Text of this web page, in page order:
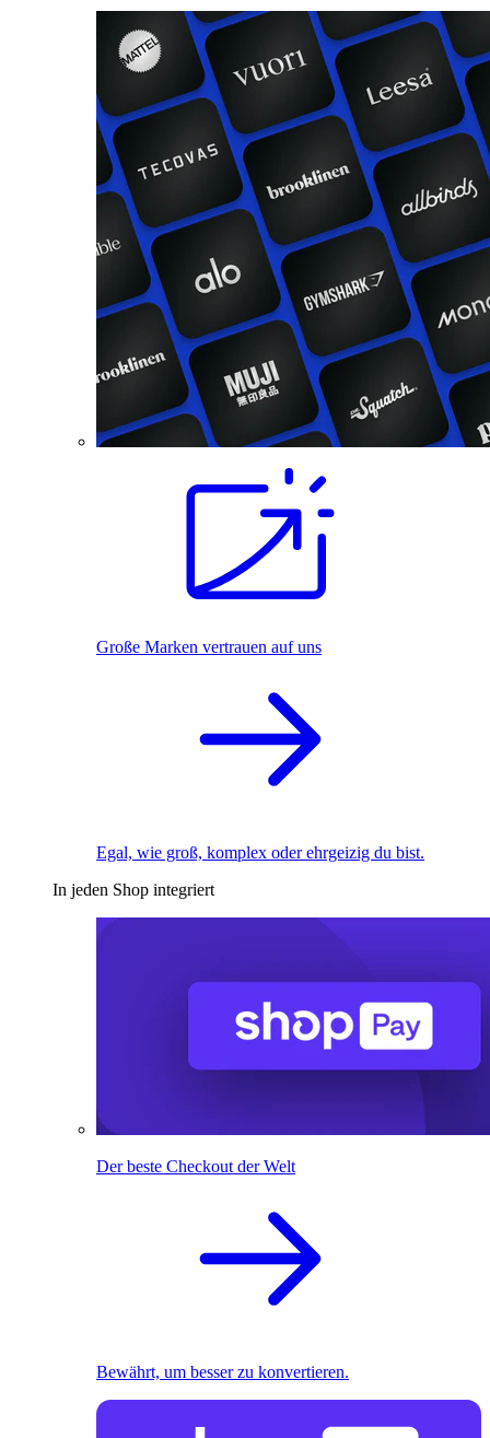
Große Marken vertrauen auf uns
Egal, wie groß, komplex oder ehrgeizig du bist.
In jeden Shop integriert
Der beste Checkout der Welt
Bewährt, um besser zu konvertieren.